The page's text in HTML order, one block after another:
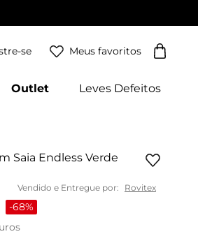
Meus favoritos
Outlet Leves Defeitos
Saia Endless Verde
Vendido e Entregue por: Rovitex
-68%